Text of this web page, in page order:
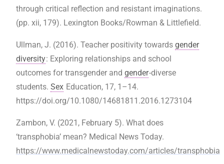
through critical reflection and resistant imaginations.
(pp. xii, 179). Lexington Books/Rowman & Littlefield.
Ullman, J. (2016). Teacher positivity towards gender
diversity: Exploring relationships and school
outcomes for transgender and gender-diverse
students. Sex Education, 17, 1–14.
https://doi.org/10.1080/14681811.2016.1273104
Zambon, V. (2021, February 5). What does
‘transphobia’ mean? Medical News Today.
https://www.medicalnewstoday.com/articles/transphobia